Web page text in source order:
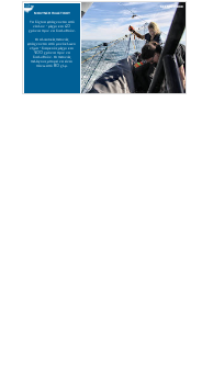
ΜΟΛΥΝΣΗ ΠΛΑΣΤΙΚΟΥ
Τα δίχτυα φτιάχνονται από
νάιλον - μέχρι και 40
χρόνια πριν να διαλυθούν.
Οι αλιευτικές πετονιές
φτιάχνονται από μονόκλωνο
νήμα - διαρκούς μέχρι και
600 χρόνια πριν να
διαλυθούν. Οι πετονιές
πελάγους μπορεί να είναι
πάνω από 80 χλμ.